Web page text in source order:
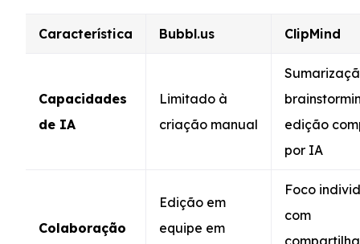
Característica Bubbl.us ClipMind
Capacidades
de IA
Limitado à
criação manual
edição
por IA
Colaboração
Edição em
equipe em
Foco
com